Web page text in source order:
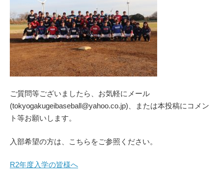
ご質問等ございましたら、お気軽にメール
(tokyogakugeibaseball@yahoo.co.jp)、または本投稿にコメン
ト等お願いします。
入部希望の方は、こちらをご参照ください。
R2年度入学の皆様へ